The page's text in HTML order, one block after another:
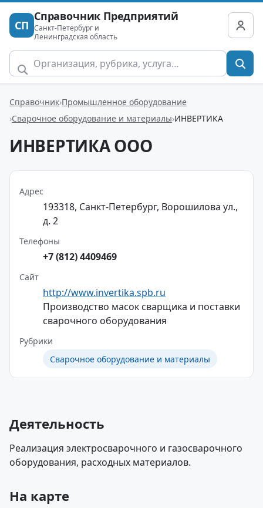
СП
Справочник Предприятий
Санкт-Петербург и
Ленинградская область
Справочник Промышленное оборудование
Сварочное оборудование и материалы ИНВЕРТИКА
ИНВЕРТИКА ООО
Адрес
193318, Санкт-Петербург, Ворошилова ул.,
д. 2
Телефоны
+7 (812) 4409469
Сайт
http://www.invertika.spb.ru
Производство масок сварщика и поставки
сварочного оборудования
Рубрики
Сварочное оборудование и материалы
Деятельность
Реализация электросварочного и газосварочного
оборудования, расходных материалов.
На карте